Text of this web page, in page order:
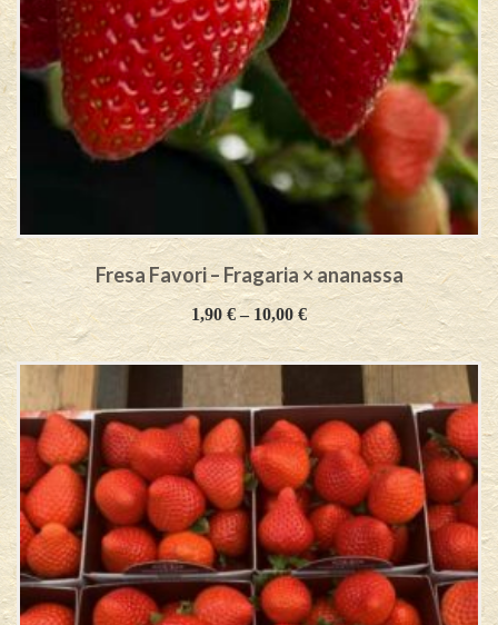
Fresa Favori – Fragaria × ananassa
1,90 €– 10,00 €